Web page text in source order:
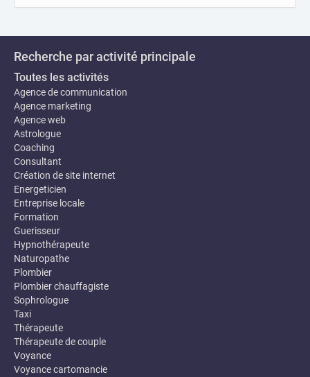
Recherche par activité principale
Toutes les activités
Agence de communication
Agence marketing
Agence web
Astrologue
Coaching
Consultant
Création de site internet
Energeticien
Entreprise locale
Formation
Guerisseur
Hypnothérapeute
Naturopathe
Plombier
Plombier chauffagiste
Sophrologue
Taxi
Thérapeute
Thérapeute de couple
Voyance
Voyance cartomancie